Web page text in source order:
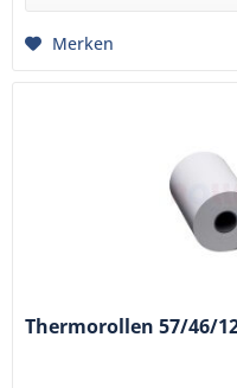
Merken
Thermorollen 57/46/